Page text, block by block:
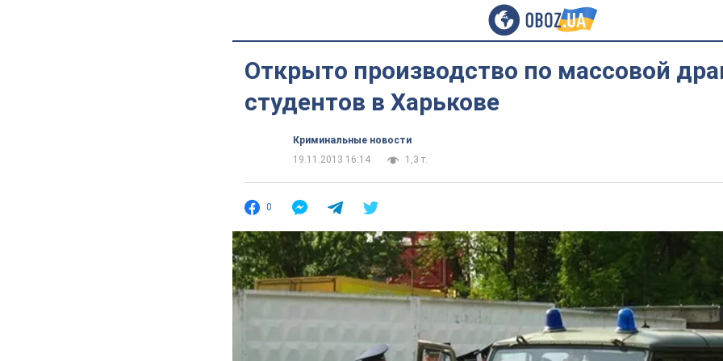
Открыто производство по массовой
студентов в Харькове
Криминальные новости
19.11.2013 16:14
1,3 т.
0